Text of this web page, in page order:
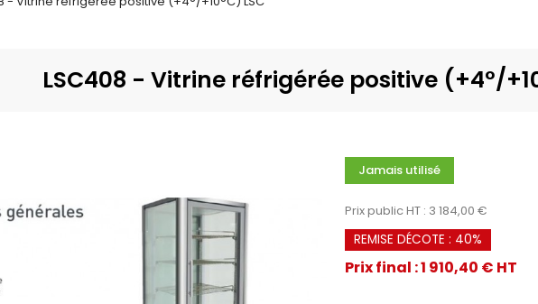
LSC408 - Vitrine réfrigérée positive (+4°/
Jamais utilisé
Prix public HT : 3 184,00 €
REMISE DÉCOTE : 40%
Prix final : 1 910,40 € HT